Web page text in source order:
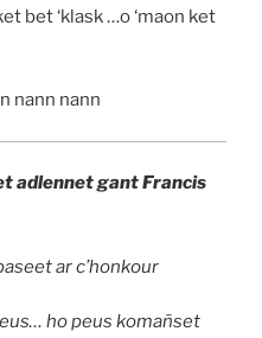
bet ‘klask …o ‘maon ket
nann nann
adlennet gant Francis
ar c’honkour
ho peus komañset